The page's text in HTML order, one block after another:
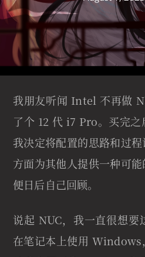
我朋友听闻 Intel 不再做
了个 12 代 i7 Pro。买完之
我决定将配置的思路和过
方面为其他人提供一种可
便日后自己回顾。
说起 NUC，我一直很想要
在笔记本上使用 Windows